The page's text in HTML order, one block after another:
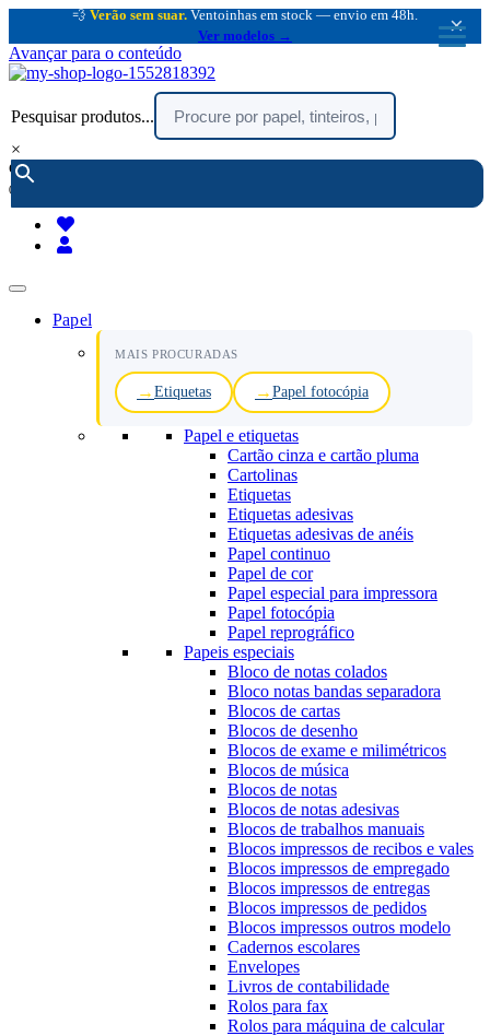
💨 Verão sem suar. Ventoinhas em stock — envio em 48h.
Ver modelos →
×
Avançar para o conteúdo
Pesquisar produtos...
×
encomendar por telefone :
(chamada rede fixa nacional)
Papel
MAIS PROCURADAS
Etiquetas Papel fotocópia
Papel e etiquetas
Cartão cinza e cartão pluma
Cartolinas
Etiquetas
Etiquetas adesivas
Etiquetas adesivas de anéis
Papel continuo
Papel de cor
Papel especial para impressora
Papel fotocópia
Papel reprográfico
Papeis especiais
Bloco de notas colados
Bloco notas bandas separadora
Blocos de cartas
Blocos de desenho
Blocos de exame e milimétricos
Blocos de música
Blocos de notas
Blocos de notas adesivas
Blocos de trabalhos manuais
Blocos impressos de recibos e vales
Blocos impressos de empregado
Blocos impressos de entregas
Blocos impressos de pedidos
Blocos impressos outros modelo
Cadernos escolares
Envelopes
Livros de contabilidade
Rolos para fax
Rolos para máquina de calcular